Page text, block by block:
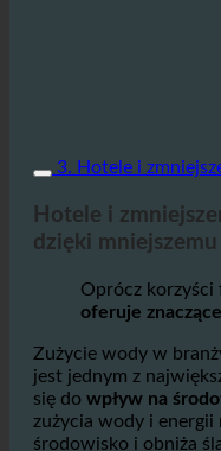
3. Hotele i
Hotele i
dzięki
oferuje
Zużycie wody w
jest jednym z
się dowpływ na